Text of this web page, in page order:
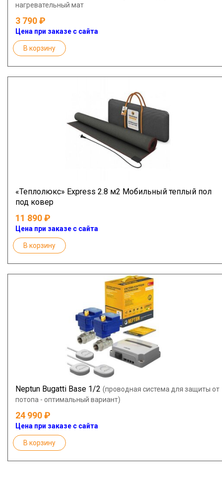
нагревательный мат
3 790
Цена при заказе с сайта
В корзину
«Теплолюкс» Express 2.8 м2 Мобильный теплый пол
под ковер
11 890
Цена при заказе с сайта
В корзину
Neptun Bugatti Base 1/2 (проводная система для защиты от
потопа - оптимальный вариант)
24 990
Цена при заказе с сайта
В корзину